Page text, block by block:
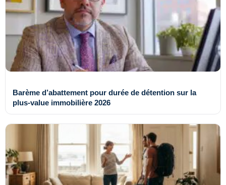
Barème d’abattement pour durée de détention sur la
plus-value immobilière 2026